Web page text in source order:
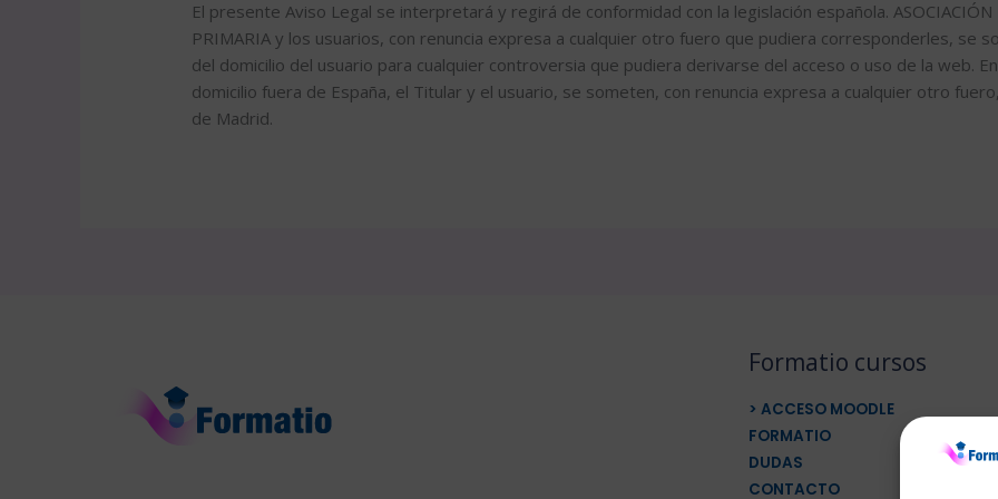
El presente Aviso Legal se interpretará y regirá de conformidad con la legislación española. ASOCIACIÓN
PRIMARIA y los usuarios, con renuncia expresa a cualquier otro fuero que pudiera corresponderles, se
del domicilio del usuario para cualquier controversia que pudiera derivarse del acceso o uso de la web.
domicilio fuera de España, el Titular y el usuario, se someten, con renuncia expresa a cualquier otro
de Madrid.
Formatio cursos
> ACCESO MOODLE
FORMATIO
DUDAS
CONTACTO